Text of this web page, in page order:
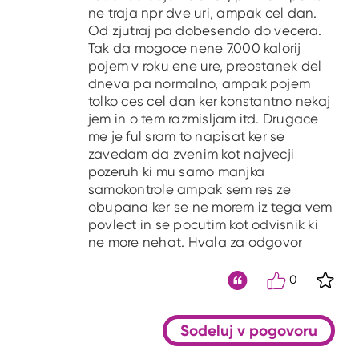
ne traja npr dve uri, ampak cel dan.
Od zjutraj pa dobesendo do vecera.
Tak da mogoce nene 7.000 kalorij
pojem v roku ene ure, preostanek del
dneva pa normalno, ampak pojem
tolko ces cel dan ker konstantno nekaj
jem in o tem razmisljam itd. Drugace
me je ful sram to napisat ker se
zavedam da zvenim kot najvecji
pozeruh ki mu samo manjka
samokontrole ampak sem res ze
obupana ker se ne morem iz tega vem
povlect in se pocutim kot odvisnik ki
ne more nehat. Hvala za odgovor
0
Sodeluj v pogovoru